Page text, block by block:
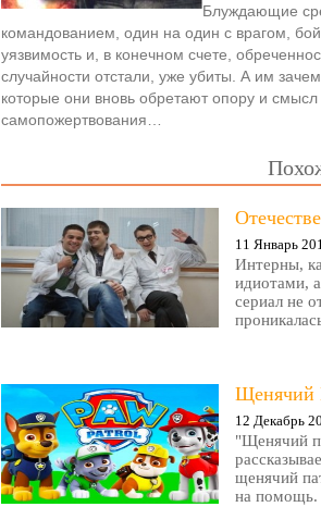
Блуждающие
командованием, один на один с врагом,
уязвимость и, в конечном счете,
случайности отстали, уже убиты. А им
которые они вновь обретают опору и смысл
самопожертвования…
11 Январь
Интерны,
идиотами,
сериал не
Щенячий
12 Декабрь
"Щенячий
щенячий
на помощь.